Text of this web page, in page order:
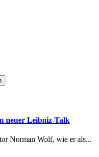
neuer Leibniz-Talk
Norman Wolf, wie er als...